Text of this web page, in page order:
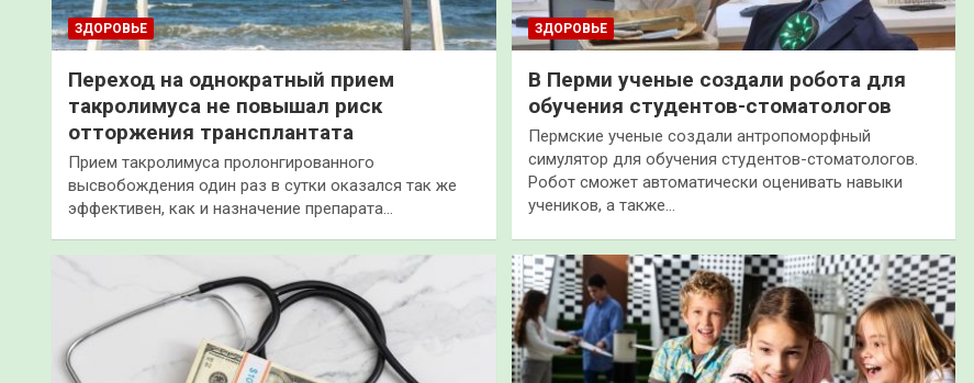
ЗДОРОВЬЕ
Переход на однократный прием
такролимуса не повышал риск
отторжения трансплантата
Прием такролимуса пролонгированного
высвобождения один раз в сутки оказался так же
эффективен, как и назначение препарата…
ЗДОРОВЬЕ
В Перми ученые создали робота для
обучения студентов-стоматологов
Пермские ученые создали антропоморфный
симулятор для обучения студентов-стоматологов.
Робот сможет автоматически оценивать навыки
учеников, а также…